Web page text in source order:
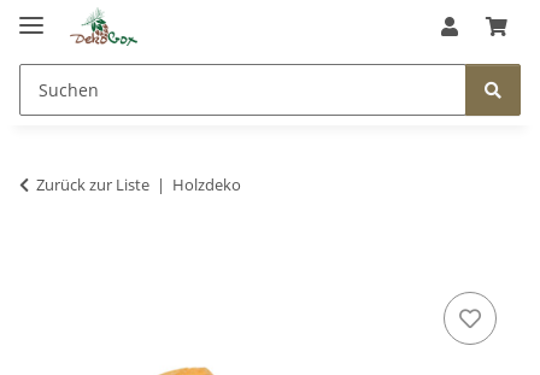
Zurück zur Liste Holzdeko